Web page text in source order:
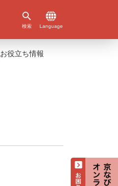
検索 Language
お役立ち情報